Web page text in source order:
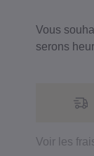
Voir les
Vous
serons